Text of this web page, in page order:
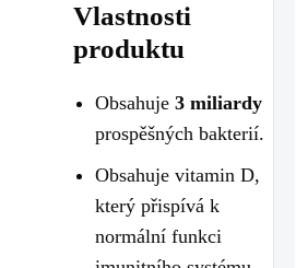
Vlastnosti
produktu
Obsahuje 3 miliardy
prospěšných bakterií.
Obsahuje vitamin D,
který přispívá k
normální funkci